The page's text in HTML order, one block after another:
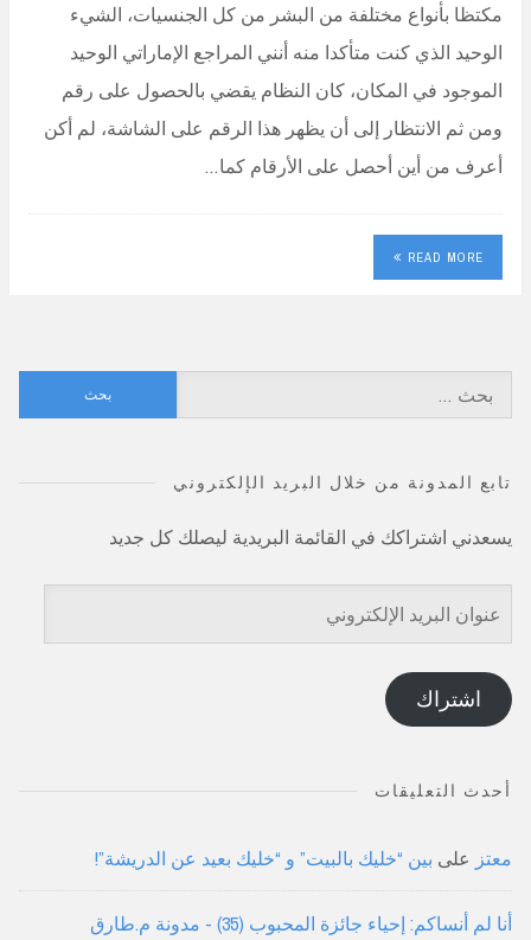
مكتظا بأنواع مختلفة من البشر من كل الجنسيات، الشيء
الوحيد الذي كنت متأكدا منه أنني المراجع الإماراتي الوحيد
الموجود في المكان، كان النظام يقضي بالحصول على رقم
ومن ثم الانتظار إلى أن يظهر هذا الرقم على الشاشة، لم أكن
أعرف من أين أحصل على الأرقام كما…
READ MORE
عن:
تابع المدونة من خلال البريد الإلكتروني
يسعدني اشتراكك في القائمة البريدية ليصلك كل جديد
عنوان
البريد
الإلكتروني
اشتراك
أحدث التعليقات
معتز على بين “خليك بالبيت” و “خليك بعيد عن الدريشة”!
أنا لم أنساكم: إحياء جائزة المحبوب (35) - مدونة م.طارق